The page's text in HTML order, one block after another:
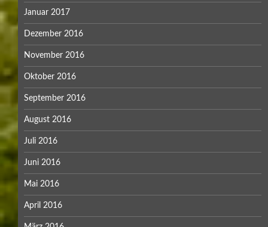
Januar 2017
Dezember 2016
November 2016
Oktober 2016
September 2016
August 2016
Juli 2016
Juni 2016
Mai 2016
April 2016